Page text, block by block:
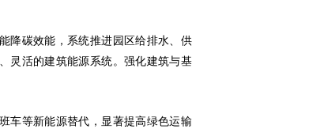
降碳效能，系统推进园区给排水、供
灵活的建筑能源系统。强化建筑与基
车等新能源替代，显著提高绿色运输